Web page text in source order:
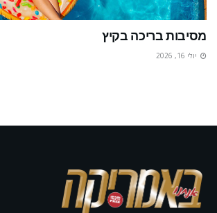
מסיבות בריכה בקיץ
יולי 16, 2026